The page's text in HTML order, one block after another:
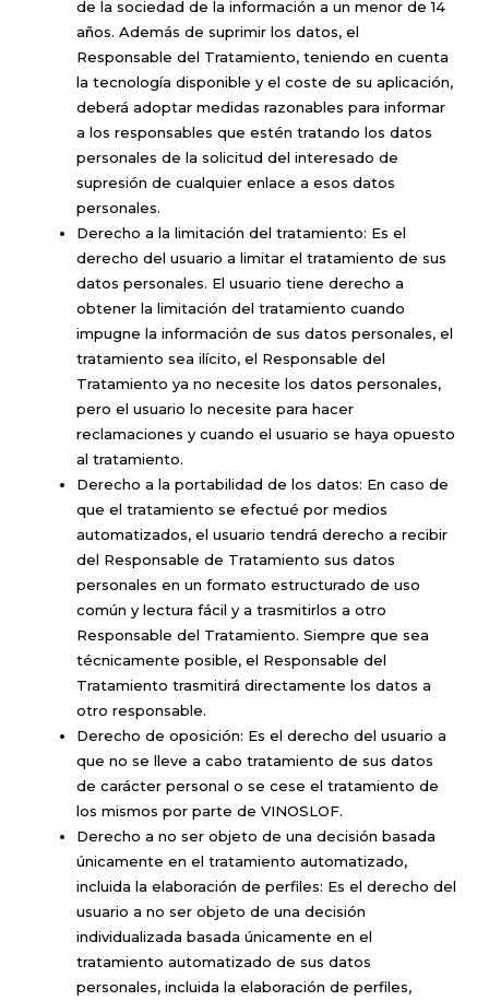
de la sociedad de la información a un menor de 14
años. Además de suprimir los datos, el
Responsable del Tratamiento, teniendo en cuenta
la tecnología disponible y el coste de su aplicación,
deberá adoptar medidas razonables para informar
a los responsables que estén tratando los datos
personales de la solicitud del interesado de
supresión de cualquier enlace a esos datos
personales.
Derecho a la limitación del tratamiento: Es el
derecho del usuario a limitar el tratamiento de sus
datos personales. El usuario tiene derecho a
obtener la limitación del tratamiento cuando
impugne la información de sus datos personales, el
tratamiento sea ilícito, el Responsable del
Tratamiento ya no necesite los datos personales,
pero el usuario lo necesite para hacer
reclamaciones y cuando el usuario se haya opuesto
al tratamiento.
Derecho a la portabilidad de los datos: En caso de
que el tratamiento se efectué por medios
automatizados, el usuario tendrá derecho a recibir
del Responsable de Tratamiento sus datos
personales en un formato estructurado de uso
común y lectura fácil y a trasmitirlos a otro
Responsable del Tratamiento. Siempre que sea
técnicamente posible, el Responsable del
Tratamiento trasmitirá directamente los datos a
otro responsable.
Derecho de oposición: Es el derecho del usuario a
que no se lleve a cabo tratamiento de sus datos
de carácter personal o se cese el tratamiento de
los mismos por parte de VINOSLOF.
Derecho a no ser objeto de una decisión basada
únicamente en el tratamiento automatizado,
incluida la elaboración de perfiles: Es el derecho del
usuario a no ser objeto de una decisión
individualizada basada únicamente en el
tratamiento automatizado de sus datos
personales, incluida la elaboración de perfiles,